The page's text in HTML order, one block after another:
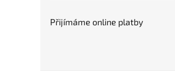
Přijímáme online platby